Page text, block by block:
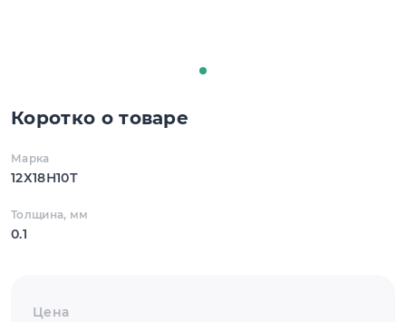
Коротко о товаре
Марка
12Х18Н10Т
Толщина, мм
0.1
Цена